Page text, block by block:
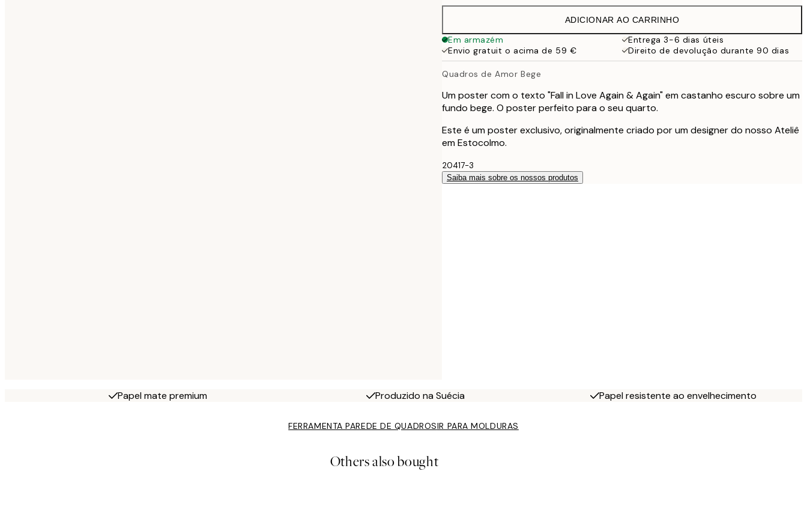
40x50 cm 27,45 €
50x70 cm
70x100 cm
100x150 cm
ADICIONAR AO CARRINHO
Em armazém
Entrega 3-6 dias úteis
Envio gratuit o acima de 59 €
Direito de devolução durante 90 dias
Quadros de Amor Bege
Um poster com o texto "Fall in Love Again & Again" em castanho escuro sobre um
fundo bege. O poster perfeito para o seu quarto.
Este é um poster exclusivo, originalmente criado por um designer do nosso Ateliê
em Estocolmo.
20417-3
Saiba mais sobre os nossos produtos
Papel mate premium Produzido na Suécia Papel resistente ao envelhecimento
FERRAMENTA PAREDE DE QUADROSIR PARA MOLDURAS
Others also bought